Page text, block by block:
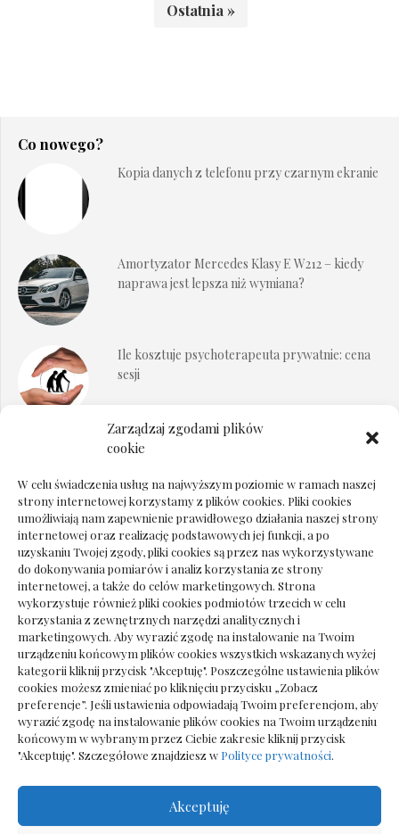
Zarządzaj zgodami plików
cookie
W celu świadczenia usług na najwyższym poziomie w ramach naszej
strony internetowej korzystamy z plików cookies. Pliki cookies
umożliwiają nam zapewnienie prawidłowego działania naszej strony
internetowej oraz realizację podstawowych jej funkcji, a po
uzyskaniu Twojej zgody, pliki cookies są przez nas wykorzystywane
do dokonywania pomiarów i analiz korzystania ze strony
internetowej, a także do celów marketingowych. Strona
wykorzystuje również pliki cookies podmiotów trzecich w celu
korzystania z zewnętrznych narzędzi analitycznych i
marketingowych. Aby wyrazić zgodę na instalowanie na Twoim
urządzeniu końcowym plików cookies wszystkich wskazanych wyżej
kategorii kliknij przycisk "Akceptuję". Poszczególne ustawienia plików
cookies możesz zmieniać po kliknięciu przycisku „Zobacz
preferencje”. Jeśli ustawienia odpowiadają Twoim preferencjom, aby
wyrazić zgodę na instalowanie plików cookies na Twoim urządzeniu
końcowym w wybranym przez Ciebie zakresie kliknij przycisk
"Akceptuję". Szczegółowe znajdziesz w Polityce prywatności.
Akceptuję
Ostatnia »
Co nowego?
Kopia danych z telefonu przy czarnym ekranie
Amortyzator Mercedes Klasy E W212 – kiedy
naprawa jest lepsza niż wymiana?
Ile kosztuje psychoterapeuta prywatnie: cena
sesji
Dokumenty do odbioru przy zmianie biura
Deska podłogowa do salonu: jak wybrać bez
pośpiechu